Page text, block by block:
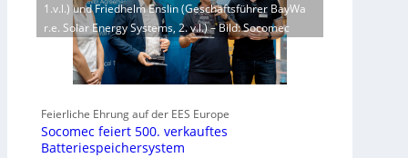
1.v.l.) und Friedhelm Enslin (Geschäftsführer BayWa
r.e. Solar Energy Systems, 2. v.l.) – Bild: Socomec
Feierliche Ehrung auf der EES Europe
Socomec feiert 500. verkauftes
Batteriespeichersystem